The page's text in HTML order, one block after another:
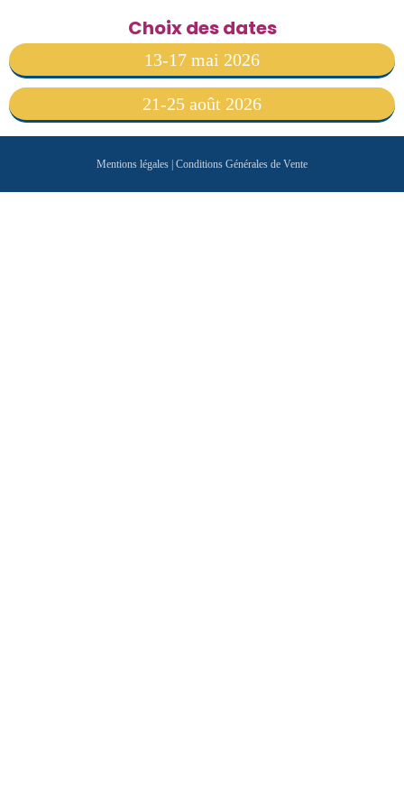
Choix des dates
13-17 mai 2026
21-25 août 2026
Mentions légales Conditions Générales de Vente